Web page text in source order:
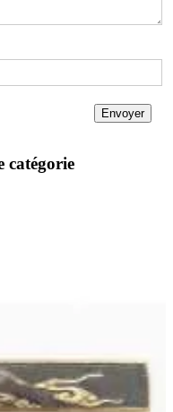
Envoyer
catégorie